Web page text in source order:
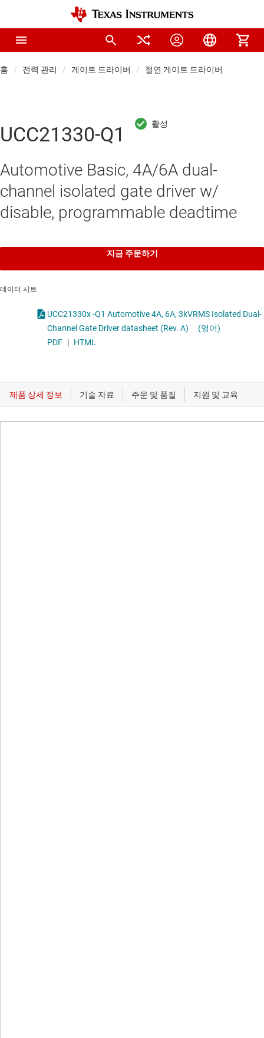
홈 전력 관리 게이트 드라이버 절연 게이트 드라이버
UCC21330-Q1
Automotive Basic, 4A/6A dual-
channel isolated gate driver w/
disable, programmable deadtime
지금 주문하기
데이터 시트
UCC21330x -Q1 Automotive 4A, 6A, 3kVRMS Isolated Dual-
Channel Gate Driver datasheet (Rev. A)
(영어)
PDF | HTML